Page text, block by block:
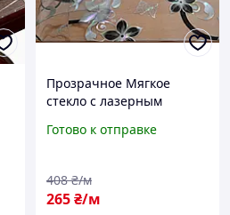
Прозрачное Мягкое
стекло с лазерным
кругов, ширина 60 см
Готово к отправке
265₴/м
408 ₴/м